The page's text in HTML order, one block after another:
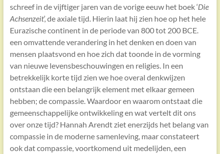
schreef in de vijftiger jaren van de vorige eeuw het boek ‘Die
Achsenzeit’, de axiale tijd. Hierin laat hij zien hoe op het hele
Eurazische continent in de periode van 800 tot 200 BCE.
een omvattende verandering in het denken en doen van
mensen plaatsvond en hoe zich dat toonde in de vorming
van nieuwe levensbeschouwingen en religies. In een
betrekkelijk korte tijd zien we hoe overal denkwijzen
ontstaan die een belangrijk element met elkaar gemeen
hebben; de compassie. Waardoor en waarom ontstaat die
gemeenschappelijke ontwikkeling en wat vertelt dit ons
over onze tijd? Hannah Arendt ziet enerzijds het belang van
compassie in de moderne samenleving, maar constateert
ook dat compassie, voortkomend uit medelijden, een